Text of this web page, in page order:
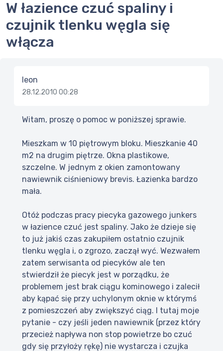
W łazience czuć spaliny i
czujnik tlenku węgla się
włącza
leon
28.12.2010 00:28
Witam, proszę o pomoc w poniższej sprawie.
Mieszkam w 10 piętrowym bloku. Mieszkanie 40
m2 na drugim piętrze. Okna plastikowe,
szczelne. W jednym z okien zamontowany
nawiewnik ciśnieniowy brevis. Łazienka bardzo
mała.
Otóż podczas pracy piecyka gazowego junkers
w łazience czuć jest spaliny. Jako że dzieje się
to już jakiś czas zakupiłem ostatnio czujnik
tlenku węgla i, o zgrozo, zaczął wyć. Wezwałem
zatem serwisanta od piecyków ale ten
stwierdził że piecyk jest w porządku, że
problemem jest brak ciągu kominowego i zalecił
aby kąpać się przy uchylonym oknie w którymś
z pomieszczeń aby zwiększyć ciąg. I tutaj moje
pytanie - czy jeśli jeden nawiewnik (przez który
przecież napływa non stop powietrze bo czuć
gdy się przyłoży rękę) nie wystarcza i czujka